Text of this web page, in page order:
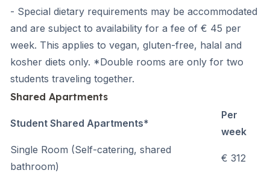
- Special dietary requirements may be accommodated
and are subject to availability for a fee of € 45 per
week. This applies to vegan, gluten-free, halal and
kosher diets only. *Double rooms are only for two
students traveling together.
Shared Apartments
Student Shared Apartments*
Per
week
Single Room (Self-catering, shared
bathroom)
€ 312